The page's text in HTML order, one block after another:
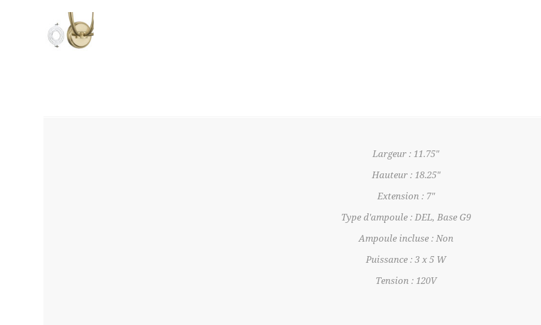
Largeur : 11.75"
Hauteur : 18.25"
Extension : 7"
Type d'ampoule : DEL, Base G9
Ampoule incluse : Non
Puissance : 3 x 5 W
Tension : 120V